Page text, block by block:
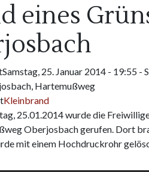
eines
Samstag, 25. Januar 2014 - 19:55 -
Hartemußweg
Kleinbrand
25.01.2014 wurde die
Oberjosbach gerufen. Dort
mit einem Hochdruckrohr